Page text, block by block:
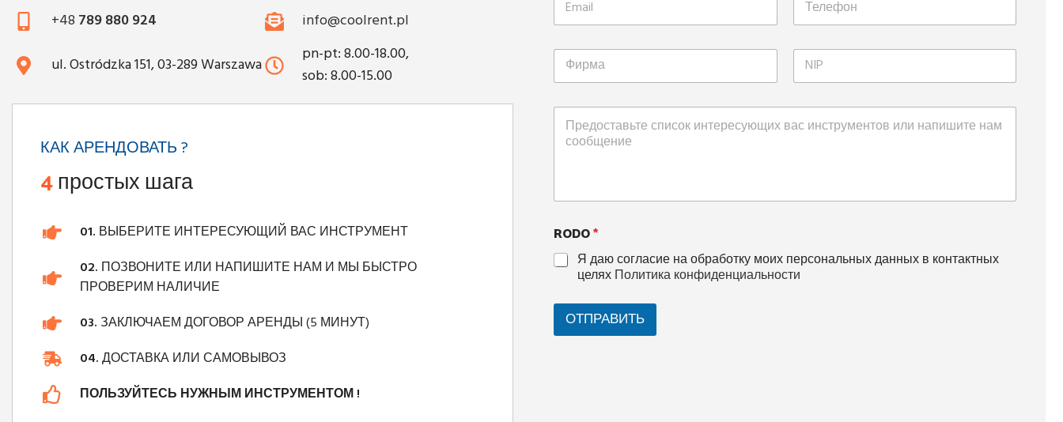
+48 789 880 924
info@coolrent.pl
ul. Ostródzka 151, 03-289 Warszawa
pn-pt: 8.00-18.00,
sob: 8.00-15.00
КАК АРЕНДОВАТЬ ?
4простых шага
01. ВЫБЕРИТЕ ИНТЕРЕСУЮЩИЙ ВАС ИНСТРУМЕНТ
02. ПОЗВОНИТЕ ИЛИ НАПИШИТЕ НАМ И МЫ БЫСТРО
ПРОВЕРИМ НАЛИЧИЕ
03.ЗАКЛЮЧАЕМ ДОГОВОР АРЕНДЫ (5 МИНУТ)
04.ДОСТАВКА ИЛИ САМОВЫВОЗ
ПОЛЬЗУЙТЕСЬ НУЖНЫМ ИНСТРУМЕНТОМ !
RODO*
Я даю согласие на обработку моих персональных данных в контактных
целяхПолитика конфиденциальности
ОТПРАВИТЬ